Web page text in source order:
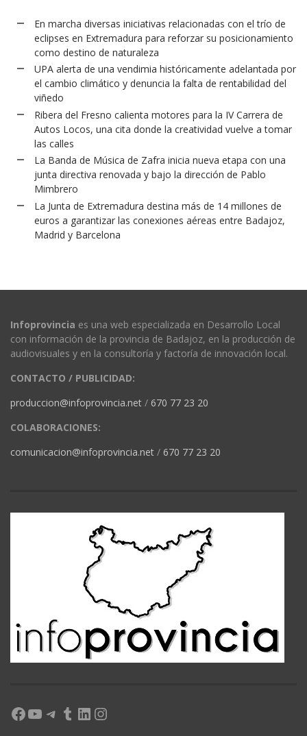
En marcha diversas iniciativas relacionadas con el trío de
eclipses en Extremadura para reforzar su posicionamiento
como destino de naturaleza
UPA alerta de una vendimia históricamente adelantada por
el cambio climático y denuncia la falta de rentabilidad del
viñedo
Ribera del Fresno calienta motores para la IV Carrera de
Autos Locos, una cita donde la creatividad vuelve a tomar
las calles
La Banda de Música de Zafra inicia nueva etapa con una
junta directiva renovada y bajo la dirección de Pablo
Mimbrero
La Junta de Extremadura destina más de 14 millones de
euros a garantizar las conexiones aéreas entre Badajoz,
Madrid y Barcelona
Infoprovincia es una web especializada en Desarrollo Local
con información de la provincia de Badajoz, en la producción de
audiovisuales y en la consultoría y factoría de innovación local.
CONTACTO / PUBLICIDAD:
produccion@infoprovincia.net / 670 77 23 20
COLABORACIONES:
comunicacion@infoprovincia.net / 670 77 23 20
Facebook
YouTube
Telegram
Tumblr
LinkedIn
Instagram